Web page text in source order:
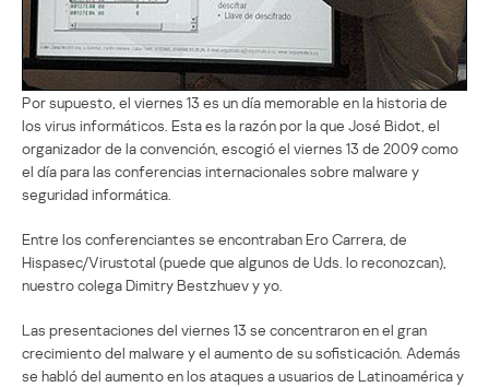
Por supuesto, el viernes 13 es un día memorable en la historia de
los virus informáticos. Esta es la razón por la que José Bidot, el
organizador de la convención, escogió el viernes 13 de 2009 como
el día para las conferencias internacionales sobre malware y
seguridad informática.
Entre los conferenciantes se encontraban Ero Carrera, de
Hispasec/Virustotal (puede que algunos de Uds. lo reconozcan),
nuestro colega Dimitry Bestzhuev y yo.
Las presentaciones del viernes 13 se concentraron en el gran
crecimiento del malware y el aumento de su sofisticación. Además
se habló del aumento en los ataques a usuarios de Latinoamérica y